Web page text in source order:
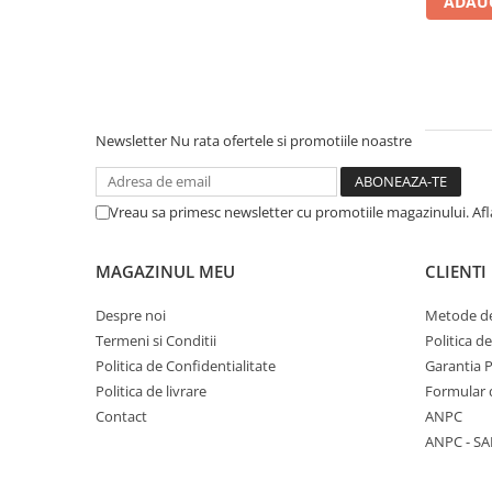
Senzatii/Dragoste
Senzatii/Erotic
Senzatii/Thriller
Teens Book Club
Newsletter Nu rata ofertele si promotiile noastre
Vreau sa primesc newsletter cu promotiile magazinului.
MAGAZINUL MEU
Despre noi
Termeni si Conditii
Politica de Confidentialitate
Politica de livrare
Contact
CLIENTI
Metode
Politica
Garantia
Formular
ANPC
ANPC -